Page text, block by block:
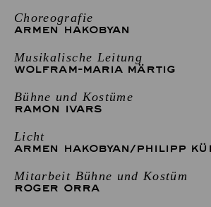
Choreografie
ARMEN HAKOBYAN
Musikalische Leitung
WOLFRAM-MARIA MÄRTIG
Bühne und Kostüme
RAMON IVARS
Licht
ARMEN HAKOBYAN/PHILIPP
Mitarbeit Bühne und Kostüm
ROGER ORRA